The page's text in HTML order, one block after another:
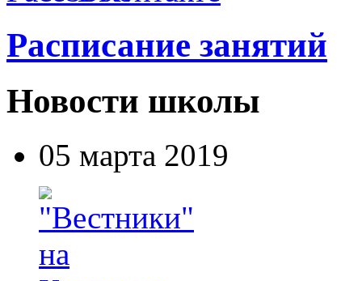
Расписание занятий
Новости школы
05 марта 2019